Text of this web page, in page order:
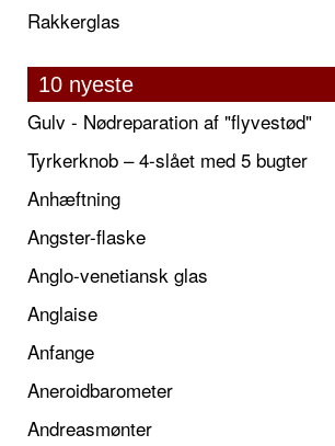
Rakkerglas
10 nyeste
Gulv - Nødreparation af "flyvestød"
Tyrkerknob – 4-slået med 5 bugter
Anhæftning
Angster-flaske
Anglo-venetiansk glas
Anglaise
Anfange
Aneroidbarometer
Andreasmønter